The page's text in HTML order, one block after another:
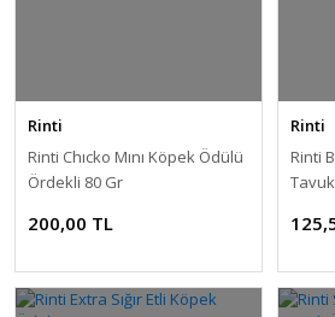
Rinti
Rinti Chıcko Mını Köpek Ödülü
Ördekli 80 Gr
200,00 TL
Rinti
Rinti